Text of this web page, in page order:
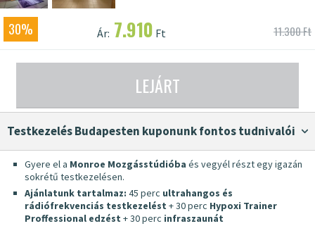
30% Ár: 7.910 Ft 11.300 Ft
LEJÁRT
Testkezelés Budapesten kuponunk fontos tudnivalói
Gyere el a Monroe Mozgásstúdióba és vegyél részt egy igazán
sokrétű testkezelésen.
Ajánlatunk tartalmaz: 45 perc ultrahangos és
rádiófrekvenciás testkezelést + 30 perc Hypoxi Trainer
Proffessional edzést + 30 perc infraszaunát